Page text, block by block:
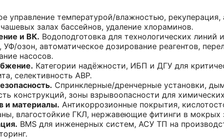
управление температурой/влажностью,
залах бассейнов, удаление хлораминов.
и ВК. Водоподготовка для технологических линий
УФ/озон, автоматическое дозирование реагентов,
насосов.
Категории надёжности, ИБП и ДГУ для
селективность АВР.
Спринклерные/дренчерные установки,
конструкций, зоны взрывоопасности для
и материалы. Антикоррозионные покрытия,
влагостойкие ГКЛ, нержавеющие фитинги в мокрых
BMS для инженерных систем, АСУ ТП на